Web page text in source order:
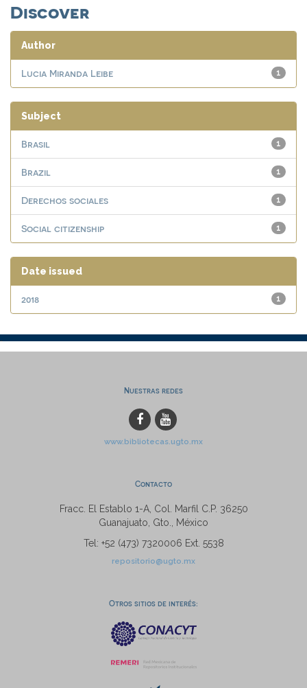
Discover
Author
1
Lucia Miranda Leibe
Subject
1
Brasil
1
Brazil
1
Derechos sociales
1
Social citizenship
Date issued
1
2018
Nuestras redes
www.bibliotecas.ugto.mx
Contacto
Fracc. El Establo 1-A, Col. Marfil C.P. 36250
Guanajuato, Gto., México
Tel: +52 (473) 7320006 Ext. 5538
repositorio@ugto.mx
Otros sitios de interés: